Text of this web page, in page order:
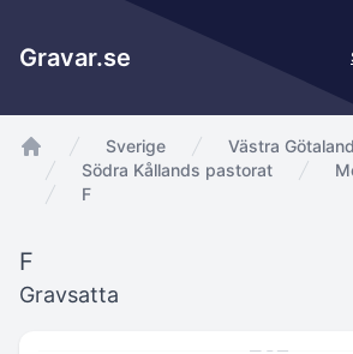
Gravar.se
app.Start
Sverige
Västra Götaland
Södra Kållands pastorat
F
F
Gravsatta